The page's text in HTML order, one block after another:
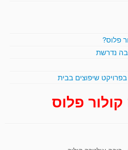
פלוס?
נדרשת
שיפוצים בבית
פלוס